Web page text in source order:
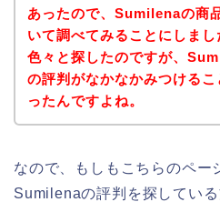
あったので、Sumilenaの商
いて調べてみることにしまし
色々と探したのですが、
の評判がなかなかみつける
ったんですよね。
なので、もしもこちらのペー
Sumilenaの評判を探してい